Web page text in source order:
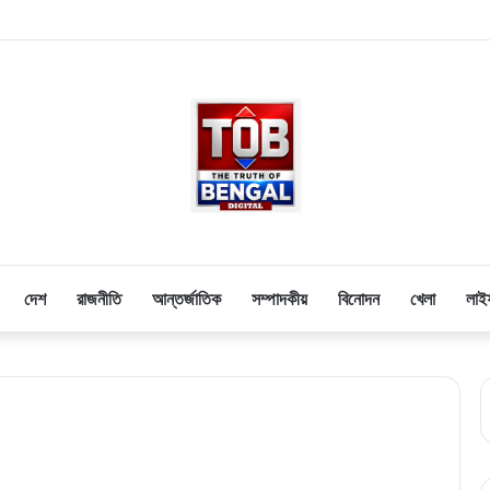
দেশ রাজনীতি আন্তর্জাতিক সম্পাদকীয় বিনোদন খেলা